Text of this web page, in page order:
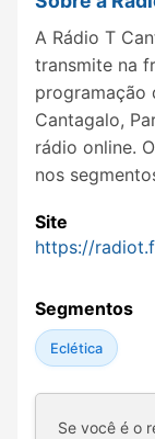
A Rádio T
transmite na
programação
Cantagalo,
rádio online.
nos
Site
https://
Segmentos
Eclética
Se você é o